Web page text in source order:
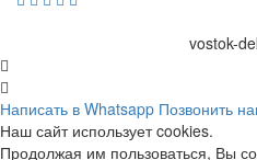
vostok-
Написать в Whatsapp Позвонить
Наш сайт использует cookies.
Продолжая им пользоваться, Вы